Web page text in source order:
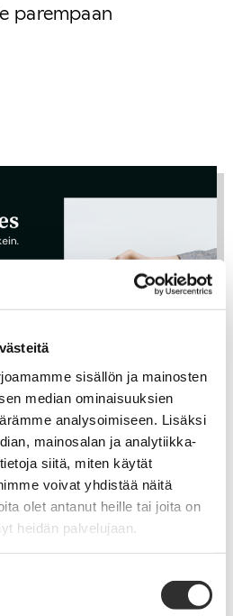
sisällön ja mainosten
median ominaisuuksien
analysoimiseen. Lisäksi
mainosalan ja analytiikka-
siitä, miten käytät
voivat yhdistää näitä
olet antanut heille tai joita on
heidän palvelujaan.
parempaan
vastuuta
ja yhteisen hyvän